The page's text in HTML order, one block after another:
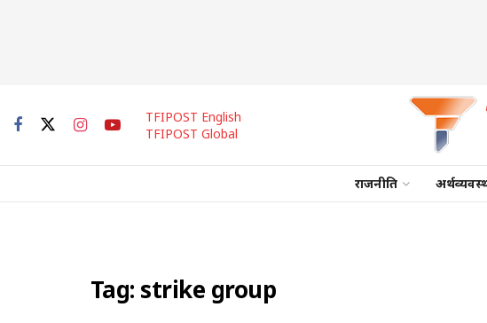
TFIPOST English
TFIPOST Global
राजनीति
Tag: strike group